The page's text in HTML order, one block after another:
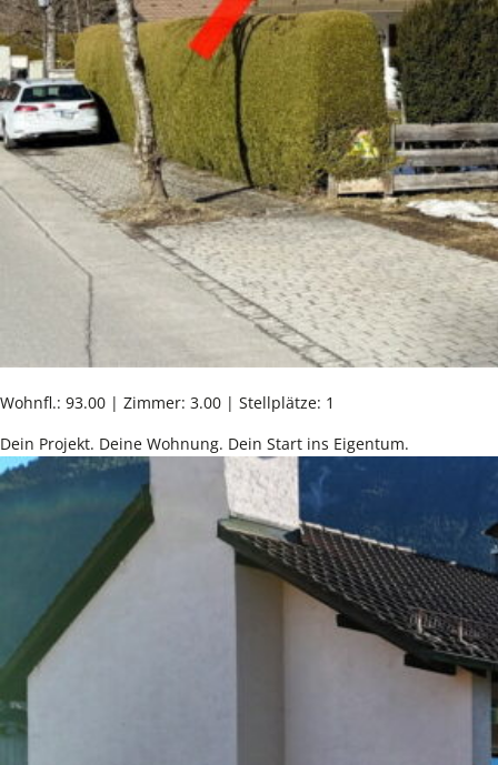
Wohnfl.: 93.00 | Zimmer: 3.00 | Stellplätze: 1
Dein Projekt. Deine Wohnung. Dein Start ins Eigentum.